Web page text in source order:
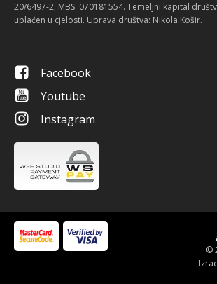
20/6497-2, MBS: 070181554. Temeljni kapital
uplaćen u cjelosti. Uprava društva: Nikola Košir.
Facebook
Youtube
Instagram
©